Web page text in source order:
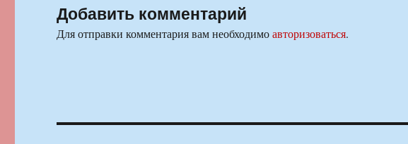
Добавить комментарий
Для отправки комментария вам необходимоавторизоваться.